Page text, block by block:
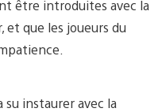
être introduites avec la
et que les joueurs du
su instaurer avec la